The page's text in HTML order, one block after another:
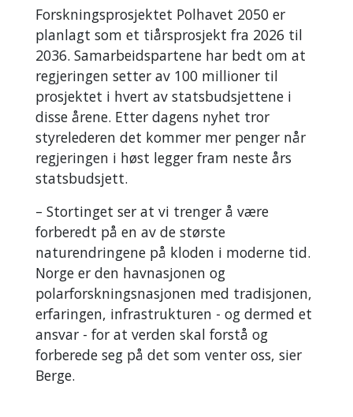
Forskningsprosjektet Polhavet 2050 er
planlagt som et tiårsprosjekt fra 2026 til
2036. Samarbeidspartene har bedt om at
regjeringen setter av 100 millioner til
prosjektet i hvert av statsbudsjettene i
disse årene. Etter dagens nyhet tror
styrelederen det kommer mer penger når
regjeringen i høst legger fram neste års
statsbudsjett.
– Stortinget ser at vi trenger å være
forberedt på en av de største
naturendringene på kloden i moderne tid.
Norge er den havnasjonen og
polarforskningsnasjonen med tradisjonen,
erfaringen, infrastrukturen - og dermed et
ansvar - for at verden skal forstå og
forberede seg på det som venter oss, sier
Berge.